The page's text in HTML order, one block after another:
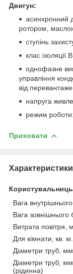
Двигун:
асинхронний
ротором,
ступінь
клас ізоляції В
однофазне
управління
від
напруга
режим
Приховати
Характеристики
Вага
Вага зовнішнього
Витрата повітря,
Для кімнати, кв. м.
Діаметри труб,
Діаметри труб, мм
(рідинна)